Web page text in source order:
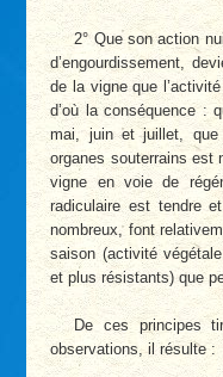
2° Que son action
d’engourdissement,
de la vigne que
d’où la conséquence :
mai, juin et juillet, que
organes souterrains est
vigne en voie de
radiculaire est tendre
nombreux, font
saison (activité
et plus résistants) que
De ces principes
observations, il résulte :